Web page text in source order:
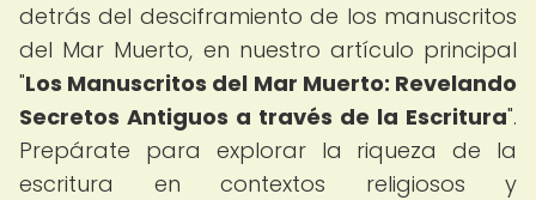
detrás del desciframiento de los manuscritos
del Mar Muerto, en nuestro artículo principal
"Los Manuscritos del Mar Muerto: Revelando
Secretos Antiguos a través de la Escritura".
Prepárate para explorar la riqueza de la
escritura en contextos religiosos y